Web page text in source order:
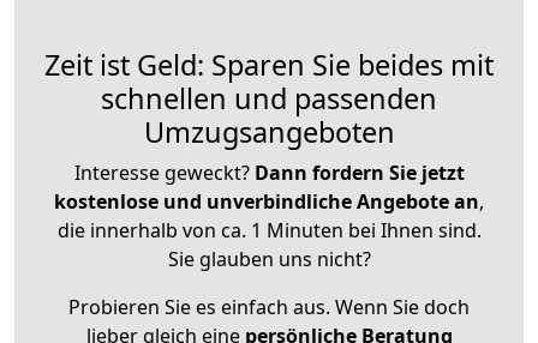
Zeit ist Geld: Sparen Sie beides mit
schnellen und passenden
Umzugsangeboten
Interesse geweckt? Dann fordern Sie jetzt
kostenlose und unverbindliche Angebote an,
die innerhalb von ca. 1 Minuten bei Ihnen sind.
Sie glauben uns nicht?
Probieren Sie es einfach aus. Wenn Sie doch
lieber gleich eine persönliche Beratung